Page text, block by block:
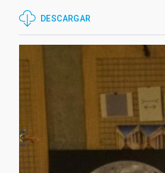
la
navegación
DESCARGAR